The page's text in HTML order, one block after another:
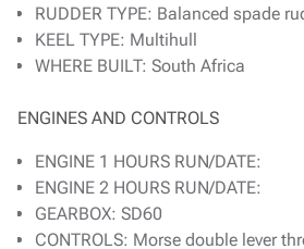
RUDDER TYPE: Balanced spade
KEEL TYPE: Multihull
WHERE BUILT: South Africa
ENGINES AND CONTROLS
ENGINE 1 HOURS RUN/DATE:
ENGINE 2 HOURS RUN/DATE:
GEARBOX: SD60
CONTROLS: Morse double lever